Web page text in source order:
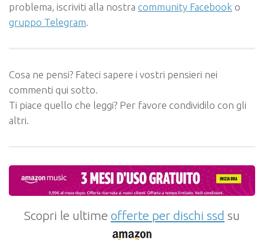
problema, iscriviti alla nostra community Facebook o
gruppo Telegram.
Cosa ne pensi? Fateci sapere i vostri pensieri nei
commenti qui sotto.
Ti piace quello che leggi? Per favore condividilo con gli
altri.
Scopri le ultime offerte per dischi ssd su